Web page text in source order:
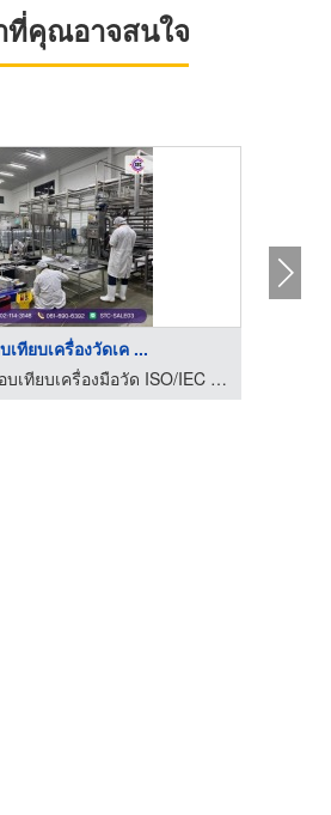
ที่คุณอาจสนใจ
เทียบเครื่องวัดเค ...
คาลิเบทและสอบเทียบเครื่องมือวัด ISO/IEC 17025 - STC